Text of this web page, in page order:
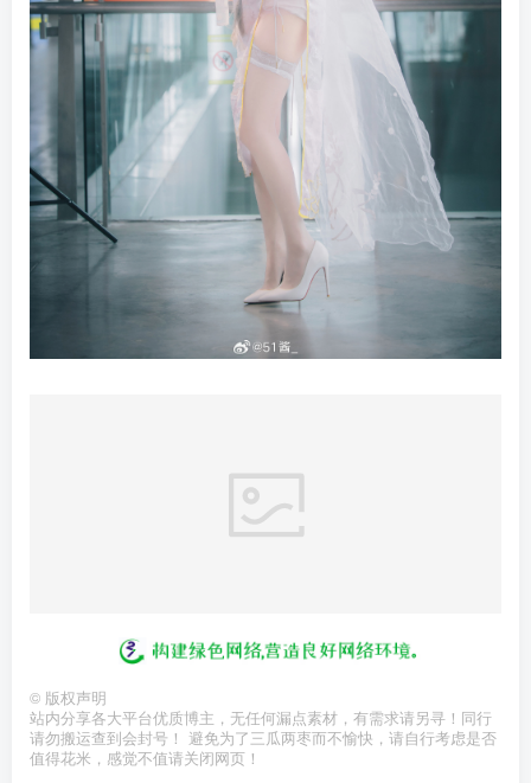
© 版权声明
站内分享各大平台优质博主，无任何漏点素材，有需求请另寻！同行
请勿搬运查到会封号！ 避免为了三瓜两枣而不愉快，请自行考虑是否
值得花米，感觉不值请关闭网页！